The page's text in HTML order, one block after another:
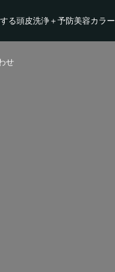
る頭皮洗浄＋予防美容カラー
せ